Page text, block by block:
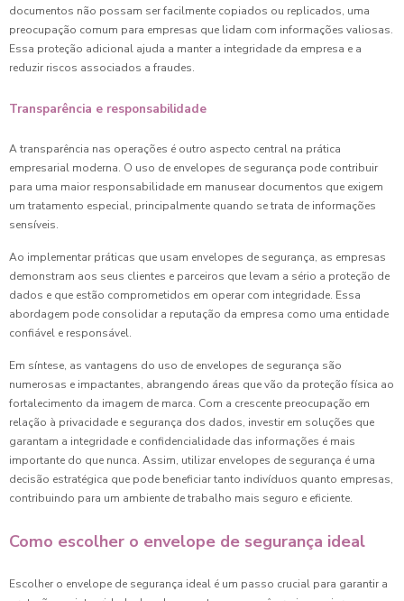
documentos não possam ser facilmente copiados ou replicados, uma
preocupação comum para empresas que lidam com informações valiosas.
Essa proteção adicional ajuda a manter a integridade da empresa e a
reduzir riscos associados a fraudes.
Transparência e responsabilidade
A transparência nas operações é outro aspecto central na prática
empresarial moderna. O uso de envelopes de segurança pode contribuir
para uma maior responsabilidade em manusear documentos que exigem
um tratamento especial, principalmente quando se trata de informações
sensíveis.
Ao implementar práticas que usam envelopes de segurança, as empresas
demonstram aos seus clientes e parceiros que levam a sério a proteção de
dados e que estão comprometidos em operar com integridade. Essa
abordagem pode consolidar a reputação da empresa como uma entidade
confiável e responsável.
Em síntese, as vantagens do uso de envelopes de segurança são
numerosas e impactantes, abrangendo áreas que vão da proteção física ao
fortalecimento da imagem de marca. Com a crescente preocupação em
relação à privacidade e segurança dos dados, investir em soluções que
garantam a integridade e confidencialidade das informações é mais
importante do que nunca. Assim, utilizar envelopes de segurança é uma
decisão estratégica que pode beneficiar tanto indivíduos quanto empresas,
contribuindo para um ambiente de trabalho mais seguro e eficiente.
Como escolher o envelope de segurança ideal
Escolher o envelope de segurança ideal é um passo crucial para garantir a